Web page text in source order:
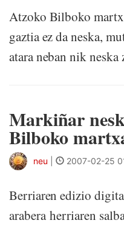
Atzoko Bilboko
gaztia ez da neska,
atara neban nik neska
Markiñar
Bilboko
neu 2007-02-25
Berriaren edizio
arabera herriaren